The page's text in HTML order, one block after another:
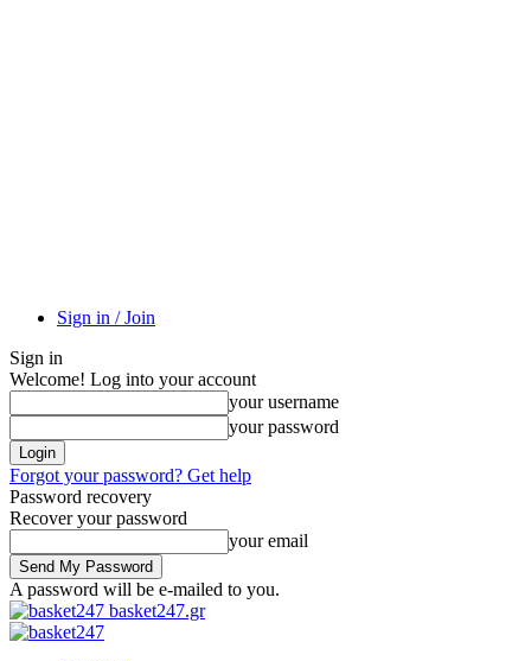
Sign in / Join
Sign in
Welcome! Log into your account
your username
your password
Forgot your password? Get help
Password recovery
Recover your password
your email
A password will be e-mailed to you.
basket247.gr